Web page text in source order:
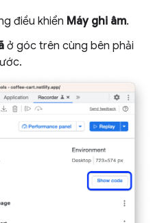
điều khiển Máy ghi âm.
ở góc trên cùng bên phải